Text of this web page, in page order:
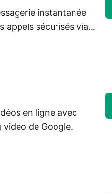
instantanée
appels sécurisés via
en ligne avec
vidéo de Google.